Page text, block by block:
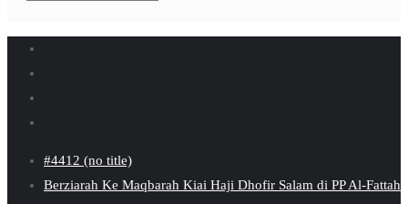
#4412 (no title)
Berziarah Ke Maqbarah Kiai Haji Dhofir Salam di PP Al-Fattah